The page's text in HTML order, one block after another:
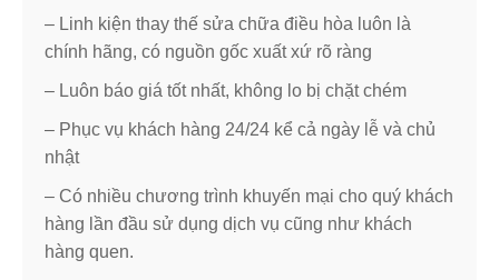
– Linh kiện thay thế sửa chữa điều hòa luôn là
chính hãng, có nguồn gốc xuất xứ rõ ràng
– Luôn báo giá tốt nhất, không lo bị chặt chém
– Phục vụ khách hàng 24/24 kể cả ngày lễ và chủ
nhật
– Có nhiều chương trình khuyến mại cho quý khách
hàng lần đầu sử dụng dịch vụ cũng như khách
hàng quen.